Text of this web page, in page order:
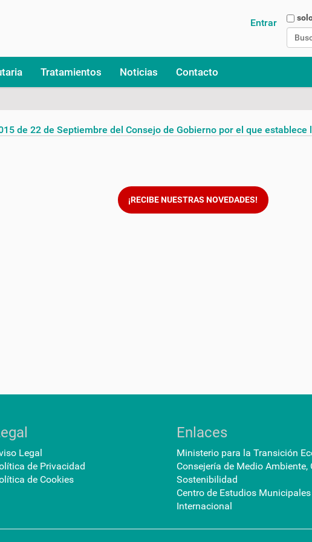
Buscar
Entrar
Tratamientos Noticias Contacto
de 22 de Septiembre del Consejo de Gobierno por el que establece
¡RECIBE NUESTRAS NOVEDADES!
Legal
de Privacidad
de Cookies
Enlaces
Ministerio para la Transición
Consejería de Medio
Sostenibilidad
Centro de Estudios
Internacional